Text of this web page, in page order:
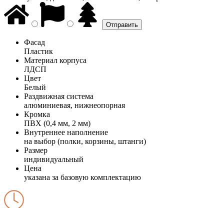
Фасад
Пластик
Материал корпуса
ЛДСП
Цвет
Белый
Раздвижная система
алюминиевая, нижнеопорная
Кромка
ПВХ (0,4 мм, 2 мм)
Внутреннее наполнение
на выбор (полки, корзины, штанги)
Размер
индивидуальный
Цена
указана за базовую комплектацию